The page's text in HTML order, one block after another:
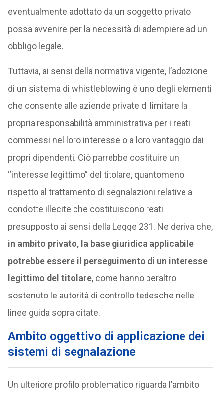
eventualmente adottato da un soggetto privato
possa avvenire per la necessità di adempiere ad un
obbligo legale.
Tuttavia, ai sensi della normativa vigente, l’adozione
di un sistema di whistleblowing è uno degli elementi
che consente alle aziende private di limitare la
propria responsabilità amministrativa per i reati
commessi nel loro interesse o a loro vantaggio dai
propri dipendenti. Ciò parrebbe costituire un
“interesse legittimo” del titolare, quantomeno
rispetto al trattamento di segnalazioni relative a
condotte illecite che costituiscono reati
presupposto ai sensi della Legge 231. Ne deriva che,
in ambito privato, la base giuridica applicabile
potrebbe essere il perseguimento di un interesse
legittimo del titolare, come hanno peraltro
sostenuto le autorità di controllo tedesche nelle
linee guida sopra citate.
Ambito oggettivo di applicazione dei
sistemi di segnalazione
Un ulteriore profilo problematico riguarda l’ambito